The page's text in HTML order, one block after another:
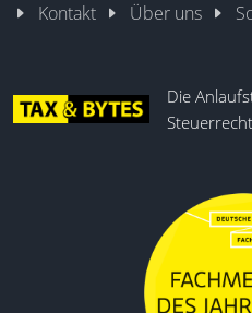
Kontakt Über uns
Die